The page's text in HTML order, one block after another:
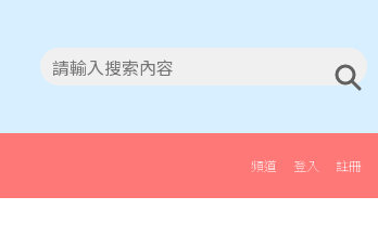
註冊
登入
頻道